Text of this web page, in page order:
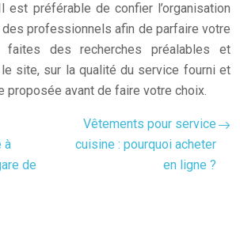
est préférable de confier l’organisation
professionnels afin de parfaire votre
faites des recherches préalables et
site, sur la qualité du service fourni et
proposée avant de faire votre choix.
à
de
Vêtements pour service
cuisine : pourquoi acheter
en ligne ?